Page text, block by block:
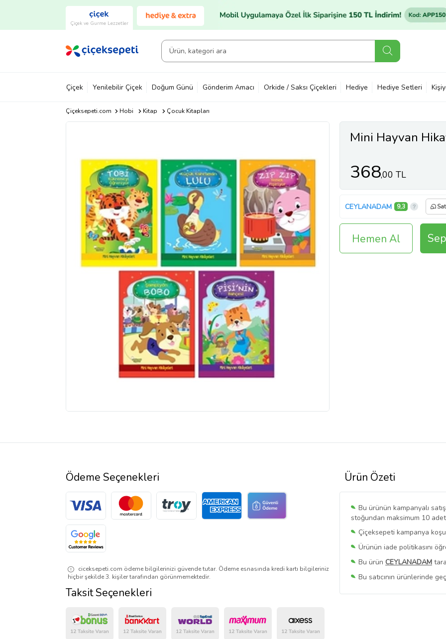
Çiçek ve Gurme Lezzetler
Çiçek Yenilebilir Çiçek Doğum Günü Gönderim Amacı Orkide / Saksı Çiçekleri Hediye Hediye Setleri
Çiçeksepeti.com Hobi Kitap Çocuk Kitapları
Mini Hayvan
368,00 TL
CEYLANADAM 9,3
Hemen Al
Ürün Özeti
Bu ürünün kampanyalı
stoğundan maksimum 10
Çiçeksepeti kampanya
Ürünün iade politikasını
Bu ürün CEYLANADAM
Bu satıcının ürünlerinde
Bu SatıcınınTüm
Ödeme Seçenekleri
ciceksepeti.com ödeme bilgilerinizi güvende tutar. Ödeme esnasında kredi kartı bilgileriniz
hiçbir şekilde 3. kişiler tarafından görünmemektedir.
Taksit Seçenekleri